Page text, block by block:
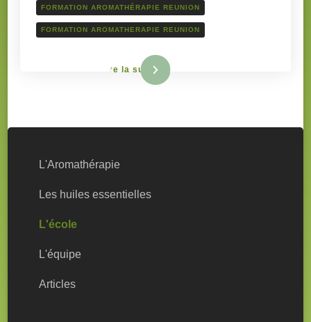
FORMATION AROMATHÉRAPIE REUNION
FORMATION AROMATHERAPIE REUNION
Lire la suite
L'Aromathérapie
Les huiles essentielles
L'école
L'équipe
Articles